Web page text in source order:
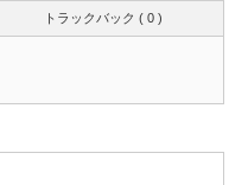
トラックバック ( 0 )